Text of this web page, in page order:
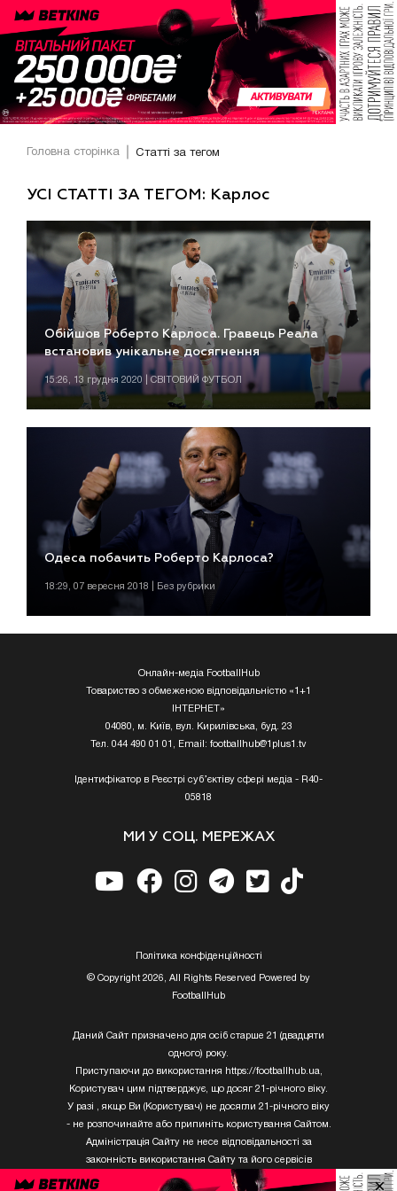
Головна сторінка Статті за тегом
УСІ СТАТТІ ЗА ТЕГОМ: Карлос
Обійшов Роберто Карлоса. Гравець Реала
встановив унікальне досягнення
15:26, 13 грудня 2020 | СВІТОВИЙ ФУТБОЛ
Одеса побачить Роберто Карлоса?
18:29, 07 вересня 2018 | Без рубрики
Онлайн-медіа FootballHub
Товариство з обмеженою відповідальністю «1+1
ІНТЕРНЕТ»
04080, м. Київ, вул. Кирилівська, буд. 23
Тел. 044 490 01 01, Email: footballhub@1plus1.tv
Ідентифікатор в Реєстрі суб’єктіву сфері медіа - R40-
05818
МИ У СОЦ. МЕРЕЖАХ
Полiтика конфiденцiйностi
© Copyright 2026, All Rights Reserved Powered by
FootballHub
Даний Сайт призначено для осіб старше 21 (двадцяти
одного) року.
Приступаючи до використання https://footballhub.ua,
Користувач цим підтверджує, що досяг 21-річного віку.
У разі , якщо Ви (Користувач) не досягли 21-річного віку
- не розпочинайте або припиніть користування Сайтом.
Адміністрація Сайту не несе відповідальності за
законність використання Сайту та його сервісів
Користувачем, який не досяг 21-річного віку.
×